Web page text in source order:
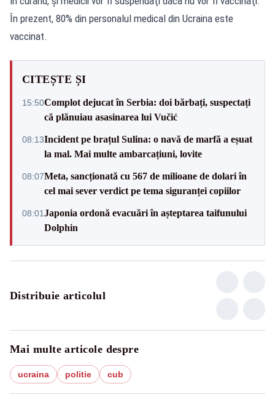
În prezent, 80% din personalul medical din Ucraina este
vaccinat.
CITEȘTE ȘI
15:50Complot dejucat în Serbia: doi bărbați, suspectați
că plănuiau asasinarea lui Vučić
08:13Incident pe brațul Sulina: o navă de marfă a eșuat
la mal. Mai multe ambarcațiuni, lovite
08:07Meta, sancționată cu 567 de milioane de dolari în
cel mai sever verdict pe tema siguranței copiilor
08:01Japonia ordonă evacuări în așteptarea taifunului
Dolphin
Distribuie articolul
Mai multe articole despre
ucraina politie cub